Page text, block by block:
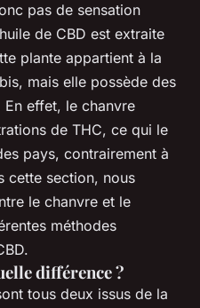
pas de sensation
de CBD est extraite
plante appartient à la
mais elle possède des
effet, le chanvre
de THC, ce qui le
pays, contrairement à
cette section, nous
le chanvre et le
méthodes
différence ?
tous deux issus de la